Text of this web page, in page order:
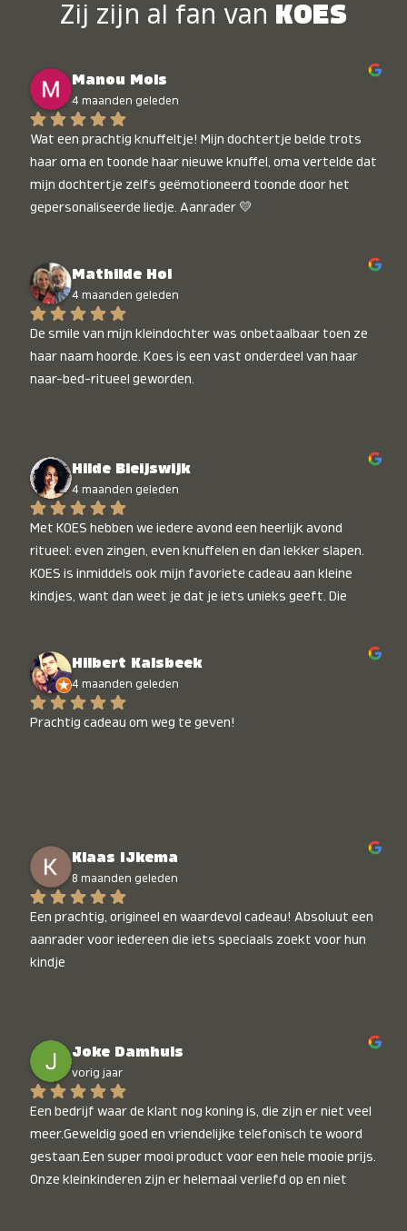
Zij zijn al fan van KOES
Manou Mols
4 maanden geleden
Wat een prachtig knuffeltje! Mijn dochtertje belde trots
haar oma en toonde haar nieuwe knuffel, oma vertelde dat
mijn dochtertje zelfs geëmotioneerd toonde door het
gepersonaliseerde liedje. Aanrader 💛
Mathilde Hol
4 maanden geleden
De smile van mijn kleindochter was onbetaalbaar toen ze
haar naam hoorde. Koes is een vast onderdeel van haar
naar-bed-ritueel geworden.
Hilde Bleijswijk
4 maanden geleden
Met KOES hebben we iedere avond een heerlijk avond
ritueel: even zingen, even knuffelen en dan lekker slapen.
KOES is inmiddels ook mijn favoriete cadeau aan kleine
kindjes, want dan weet je dat je iets unieks geeft. Die
Hilbert Kalsbeek
4 maanden geleden
Prachtig cadeau om weg te geven!
Klaas IJkema
8 maanden geleden
Een prachtig, origineel en waardevol cadeau! Absoluut een
aanrader voor iedereen die iets speciaals zoekt voor hun
kindje
Joke Damhuis
vorig jaar
Een bedrijf waar de klant nog koning is, die zijn er niet veel
meer.Geweldig goed en vriendelijke telefonisch te woord
gestaan.Een super mooi product voor een hele mooie prijs.
Onze kleinkinderen zijn er helemaal verliefd op en niet